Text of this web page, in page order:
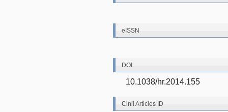
eISSN
DOI
10.1038/hr.2014.155
Cinii Articles ID